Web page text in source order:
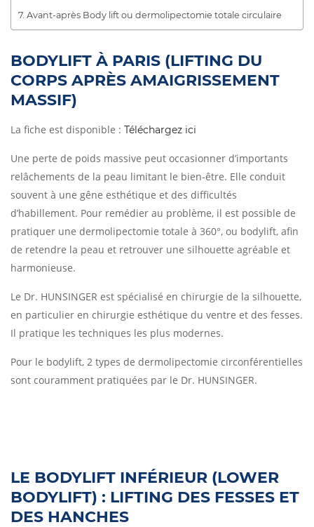
Avant-après Body lift ou dermolipectomie totale circulaire
BODYLIFT À PARIS (LIFTING DU
CORPS APRÈS AMAIGRISSEMENT
MASSIF)
La fiche est disponible : Téléchargez ici
Une perte de poids massive peut occasionner d’importants
relâchements de la peau limitant le bien-être. Elle conduit
souvent à une gêne esthétique et des difficultés
d’habillement. Pour remédier au problème, il est possible de
pratiquer une dermolipectomie totale à 360°, ou bodylift, afin
de retendre la peau et retrouver une silhouette agréable et
harmonieuse.
Le Dr. HUNSINGER est spécialisé en chirurgie de la silhouette,
en particulier en chirurgie esthétique du ventre et des fesses.
Il pratique les techniques les plus modernes.
Pour le bodylift, 2 types de dermolipectomie circonférentielles
sont couramment pratiquées par le Dr. HUNSINGER.
LE BODYLIFT INFÉRIEUR (LOWER
BODYLIFT) : LIFTING DES FESSES ET
DES HANCHES